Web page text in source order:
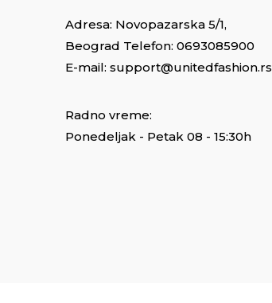
Adresa: Novopazarska 5/1,
Beograd Telefon: 0693085900
E-mail: support@unitedfashion.rs
Radno vreme:
Ponedeljak - Petak 08 - 15:30h